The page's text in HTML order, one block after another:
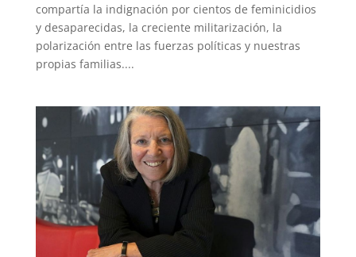
compartía la indignación por cientos de feminicidios
y desaparecidas, la creciente militarización, la
polarización entre las fuerzas políticas y nuestras
propias familias....